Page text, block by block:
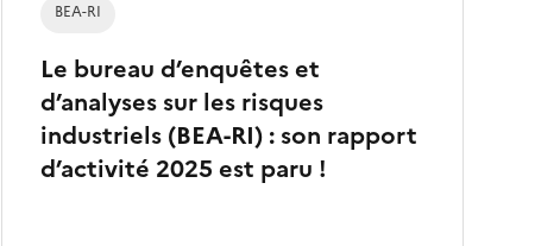
Le bureau d’enquêtes et
d’analyses sur les risques
industriels (BEA-RI) : son rapport
d’activité 2025 est paru !
BEA-RI